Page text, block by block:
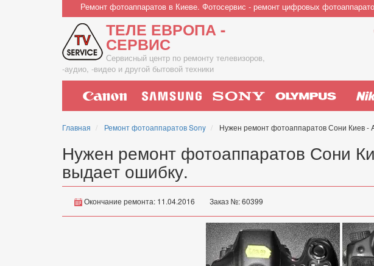
Ремонт фотоаппаратов в Киеве. Фотосервис - ремонт цифровых
ТЕЛЕ ЕВРОПА -
СЕРВИС
Сервисный центр по ремонту телевизоров,
-аудио, -видео и другой бытовой техники
Main
navigation
Главная Ремонт фотоаппаратов Sony Нужен ремонт фотоаппаратов Сони Киев -
Нужен ремонт фотоаппаратов Сони
выдает ошибку.
Окончание ремонта: 11.04.2016 Заказ №: 60399